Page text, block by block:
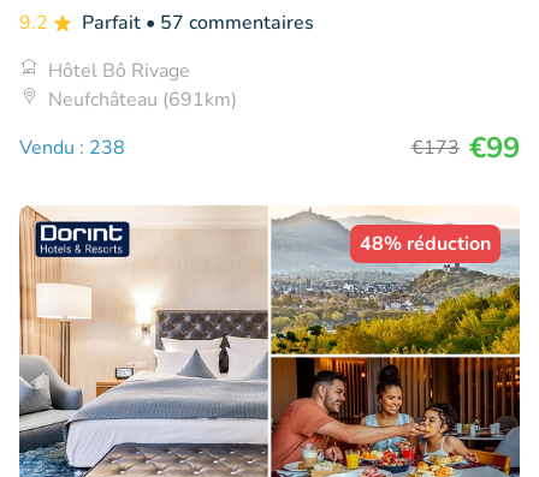
9.2 Parfait • 57 commentaires
Hôtel Bô Rivage
Neufchâteau (691km)
Vendu : 238
€173 €99
48% réduction